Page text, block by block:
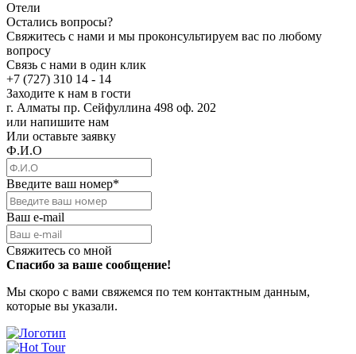
Отели
Остались вопросы?
Свяжитесь с нами и мы проконсультируем вас по любому
вопросу
Связь с нами в один клик
+7 (727) 310 14 - 14
Заходите к нам в гости
г. Алматы пр. Сейфуллина 498 оф. 202
или напишите нам
Или оставьте заявку
Ф.И.О
Введите ваш номер*
Ваш e-mail
Свяжитесь со мной
Спасибо за ваше сообщение!
Мы скоро с вами свяжемся по тем контактным данным,
которые вы указали.